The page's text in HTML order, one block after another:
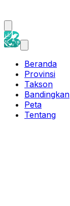
Beranda
Provinsi
Takson
Bandingkan
Peta
Tentang